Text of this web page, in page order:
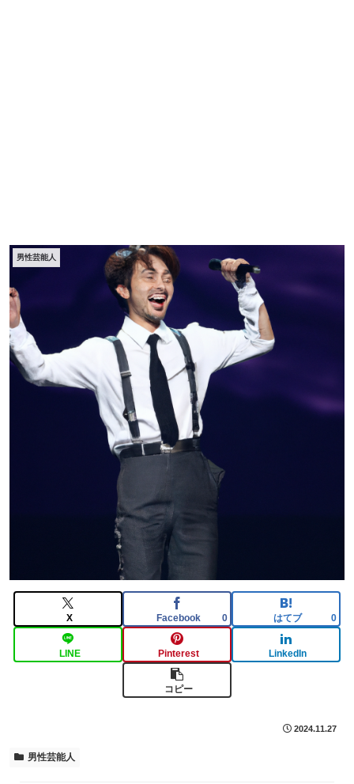
男性芸能人
X Facebook 0 はてブ 0
LINE Pinterest LinkedIn
コピー
2024.11.27
男性芸能人